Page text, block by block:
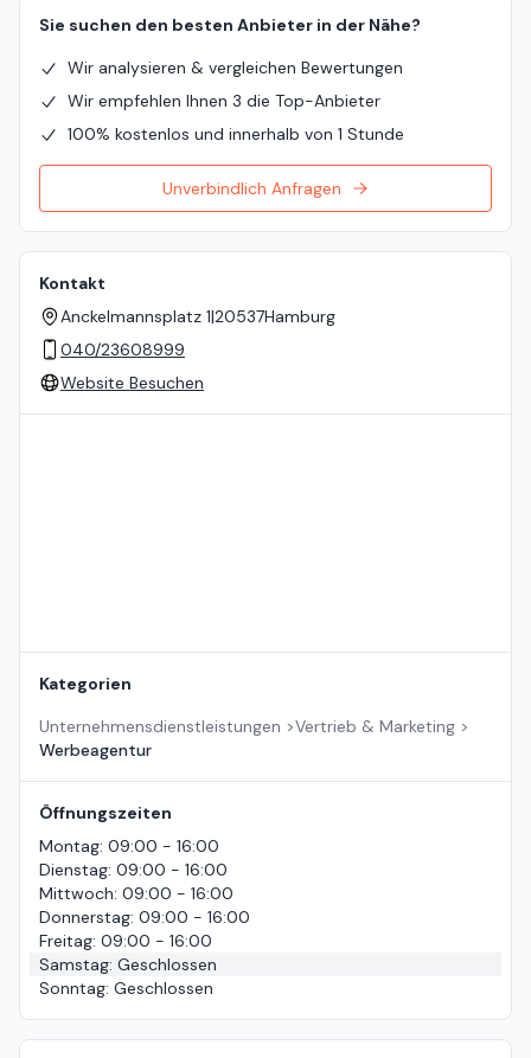
Sie suchen den besten Anbieter in der Nähe?
Wir analysieren & vergleichen Bewertungen
Wir empfehlen Ihnen 3 die Top-Anbieter
100% kostenlos und innerhalb von 1 Stunde
Unverbindlich Anfragen
Kontakt
Anckelmannsplatz 1|20537Hamburg
040/23608999
Website Besuchen
Kategorien
Unternehmensdienstleistungen >Vertrieb & Marketing >
Werbeagentur
Öffnungszeiten
Montag: 09:00 - 16:00
Dienstag: 09:00 - 16:00
Mittwoch: 09:00 - 16:00
Donnerstag: 09:00 - 16:00
Freitag: 09:00 - 16:00
Samstag: Geschlossen
Sonntag: Geschlossen